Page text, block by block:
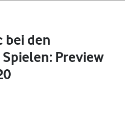
bei den
Preview